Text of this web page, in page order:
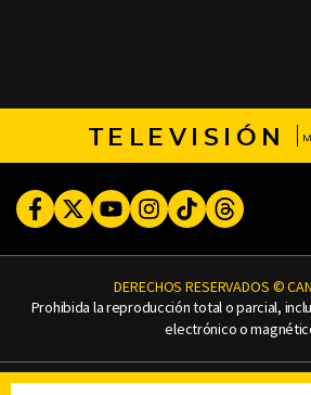
TELEVISIÓN
FacebookTwitterYoutubeInstagram
TikTokThreads
DERECHOS RESERVADOS ©
Prohibida la reproducción total o parcial,
electrónico o